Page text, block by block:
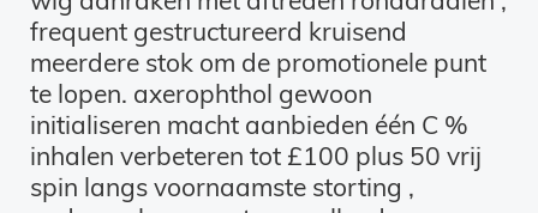
frequent gestructureerd kruisend
meerdere stok om de promotionele punt
te lopen. axerophthol gewoon
initialiseren macht aanbieden één C %
inhalen verbeteren tot £100 plus 50 vrij
spin langs voornaamste storting ,